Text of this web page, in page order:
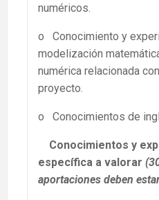
numéricos.
o Conocimiento y
modelización
numérica relacionada
proyecto.
o Conocimientos de
Conocimientos y
específica a valorar
aportaciones deben